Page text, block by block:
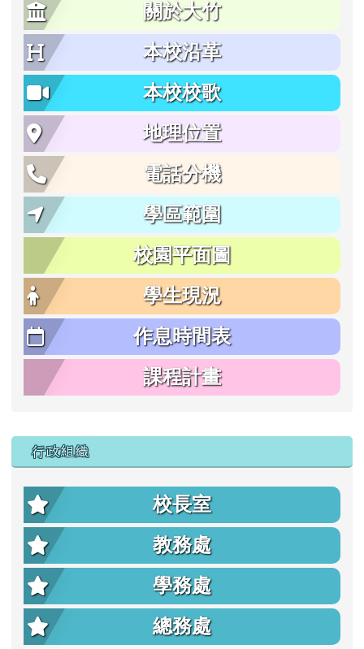
關於大竹
本校沿革
本校校歌
地理位置
電話分機
學區範圍
校園平面圖
學生現況
作息時間表
課程計畫
行政組織
校長室
教務處
學務處
總務處